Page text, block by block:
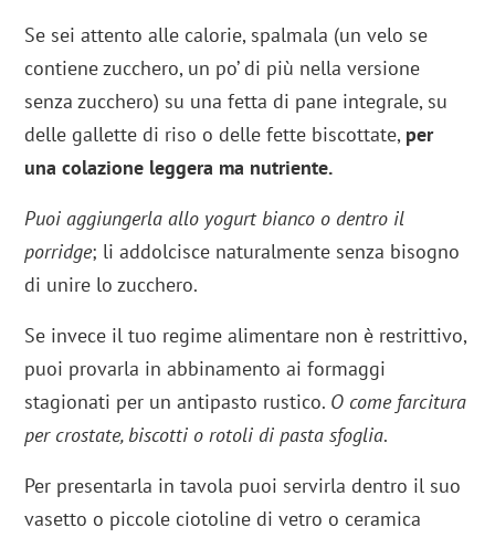
Se sei attento alle calorie, spalmala (un velo se
contiene zucchero, un po’ di più nella versione
senza zucchero) su una fetta di pane integrale, su
delle gallette di riso o delle fette biscottate, per
una colazione leggera ma nutriente.
Puoi aggiungerla allo yogurt bianco o dentro il
porridge; li addolcisce naturalmente senza bisogno
di unire lo zucchero.
Se invece il tuo regime alimentare non è restrittivo,
puoi provarla in abbinamento ai formaggi
stagionati per un antipasto rustico. O come farcitura
per crostate, biscotti o rotoli di pasta sfoglia.
Per presentarla in tavola puoi servirla dentro il suo
vasetto o piccole ciotoline di vetro o ceramica